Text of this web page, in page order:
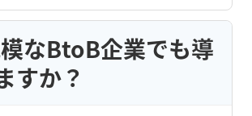
なBtoB企業でも導
すか？